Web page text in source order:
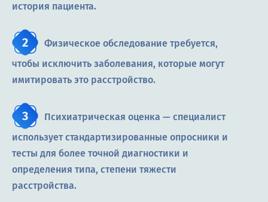
история пациента.
Физическое обследование требуется,
чтобы исключить заболевания, которые могут
имитировать это расстройство.
Психиатрическая оценка — специалист
использует стандартизированные опросники и
тесты для более точной диагностики и
определения типа, степени тяжести
расстройства.